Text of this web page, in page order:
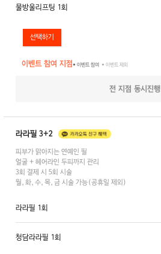
물방울리프팅 1회
이벤트 참여 지점● 이벤트 참여 ● 이벤트 제외
전 지점 동시진행
라라필 3+2
피부가 맑아지는 연예인 필
얼굴 + 헤어라인 두피까지 관리
3회 결제 시 5회 시술
월,화,수,목,금 시술 가능(공휴일 제외)
라라필 1회
청담라라필 1회